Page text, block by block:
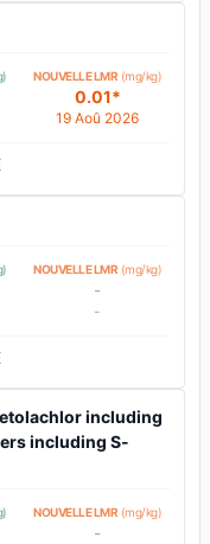
NOUVELLE LMR (mg/kg)
0.01*
19 Aoû 2026
NOUVELLE LMR (mg/kg)
-
-
including
including S-
NOUVELLE LMR (mg/kg)
-